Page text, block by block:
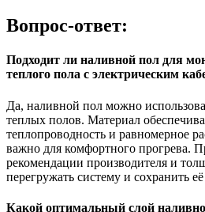
Вопрос-ответ:
Подходит ли наливной пол для
теплого пола с электрическим
Да, наливной пол можно
теплых полов. Материал
теплопроводность и равномерное
важно для комфортного прогрева.
рекомендации производителя и
перегружать систему и сохранить
Какой оптимальный слой